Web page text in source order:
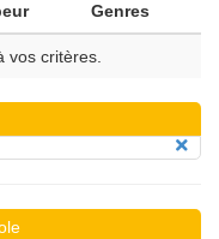
Genres
vos critères.